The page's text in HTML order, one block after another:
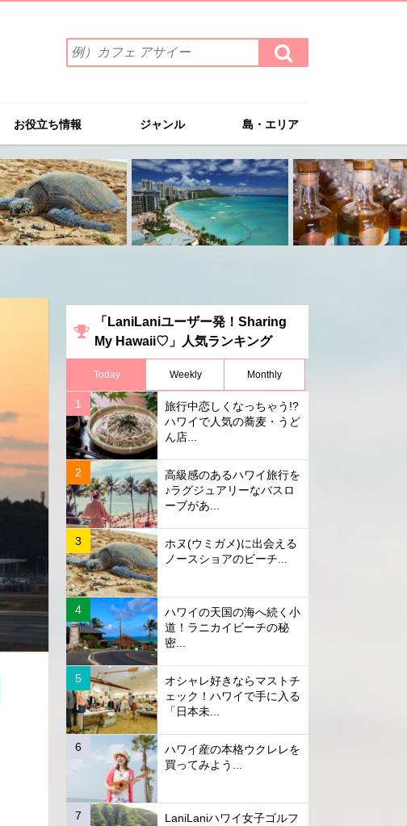
索
ワ
を
入
力
(例）
カ
フ
ェ
イ
ー
検
索
す
お役立ち情報 ジャンル 島・エリア
「LaniLaniユーザー発！Sharing
My Hawaii♡」人気ランキング
Today Weekly Monthly
旅行中恋しくなっちゃう!?
ハワイで人気の蕎麦・うど
ん店...
高級感のあるハワイ旅行を
♪ラグジュアリーなバスロ
ーブがあ...
ホヌ(ウミガメ)に出会える
ノースショアのビーチ...
ハワイの天国の海へ続く小
道！ラニカイビーチの秘
密...
オシャレ好きならマストチ
ェック！ハワイで手に入る
「日本未...
ハワイ産の本格ウクレレを
買ってみよう...
LaniLaniハワイ女子ゴルフ